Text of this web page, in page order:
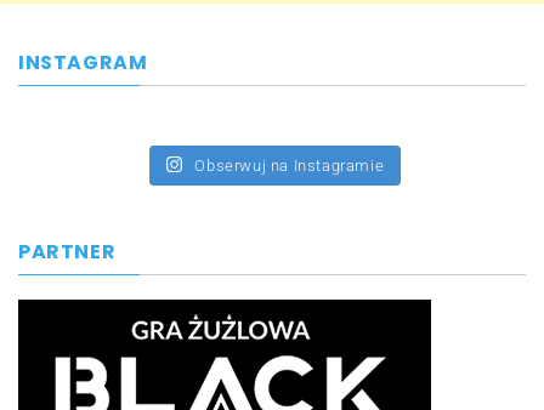
INSTAGRAM
Obserwuj na Instagramie
PARTNER